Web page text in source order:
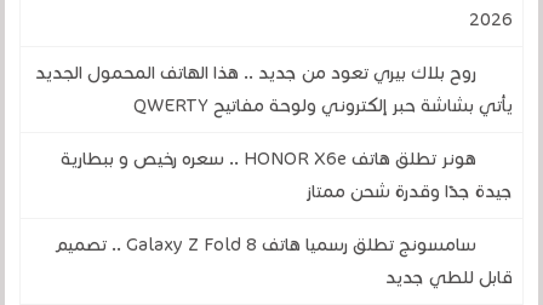
2026
روح بلاك بيري تعود من جديد .. هذا الهاتف المحمول الجديد
يأتي بشاشة حبر إلكتروني ولوحة مفاتيح QWERTY
هونر تطلق هاتف HONOR X6e .. سعره رخيص و ببطارية
جيدة جدًا وقدرة شحن ممتاز
سامسونج تطلق رسميا هاتف Galaxy Z Fold 8 .. تصميم
قابل للطي جديد